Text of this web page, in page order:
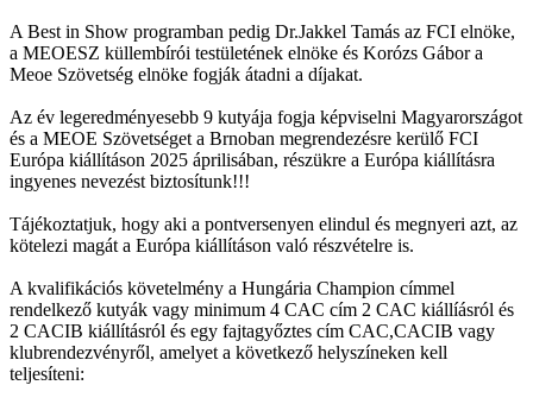
A Best in Show programban pedig Dr.Jakkel Tamás az FCI elnöke,
a MEOESZ küllembírói testületének elnöke és Korózs Gábor a
Meoe Szövetség elnöke fogják átadni a díjakat.
Az év legeredményesebb 9 kutyája fogja képviselni Magyarországot
és a MEOE Szövetséget a Brnoban megrendezésre kerülő FCI
Európa kiállításon 2025 áprilisában, részükre a Európa kiállításra
ingyenes nevezést biztosítunk!!!
Tájékoztatjuk, hogy aki a pontversenyen elindul és megnyeri azt, az
kötelezi magát a Európa kiállításon való részvételre is.
A kvalifikációs követelmény a Hungária Champion címmel
rendelkező kutyák vagy minimum 4 CAC cím 2 CAC kiállíásról és
2 CACIB kiállításról és egy fajtagyőztes cím CAC,CACIB vagy
klubrendezvényről, amelyet a következő helyszíneken kell
teljesíteni: